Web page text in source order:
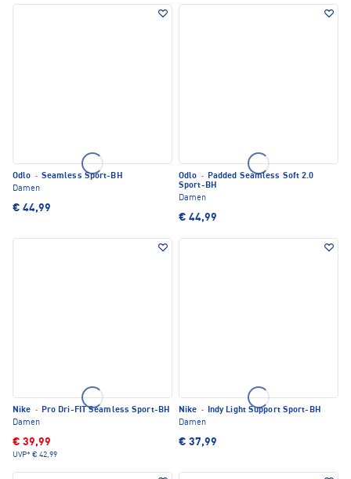
Odlo · Seamless Sport-BH
Damen
€ 44,99
Odlo · Padded Seamless Soft 2.0
Sport-BH
Damen
€ 44,99
Nike · Pro Dri-FIT Seamless Sport-BH
Damen
€ 39,99
UVP* € 42,99
Nike · Indy Light Support Sport-BH
Damen
€ 37,99